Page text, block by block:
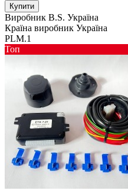
Купити
Виробник B.S. Україна
Країна виробник Україна
PLM.1
Toп